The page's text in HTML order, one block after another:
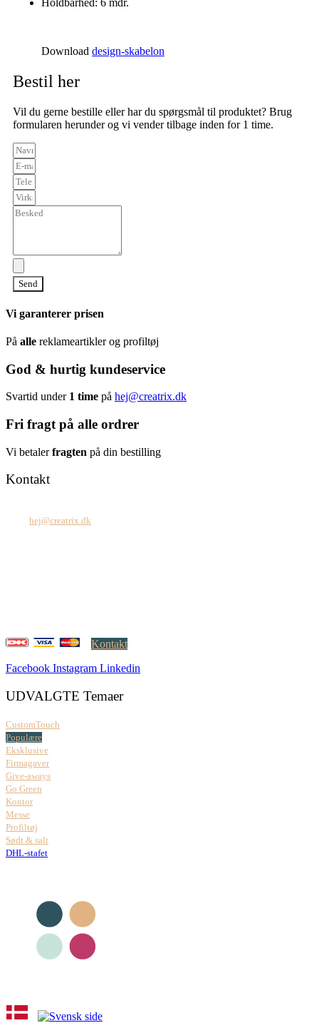
Holdbarhed: 6 mdr.
Download design-skabelon
Bestil her
Vil du gerne bestille eller har du spørgsmål til produktet? Brug
formularen herunder og vi vender tilbage inden for 1 time.
Send
Vi garanterer prisen
På alle reklameartikler og profiltøj
God & hurtig kundeservice
Svartid under 1 time på hej@creatrix.dk
Fri fragt på alle ordrer
Vi betalerfragten på din bestilling
Kontakt
hej@creatrix.dk
Kontakt
Facebook Instagram Linkedin
UDVALGTE Temaer
CustomTouch
Populære
Eksklusive
Firmagaver
Give-aways
Go Green
Kontor
Messe
Profiltøj
Sødt & salt
DHL-stafet